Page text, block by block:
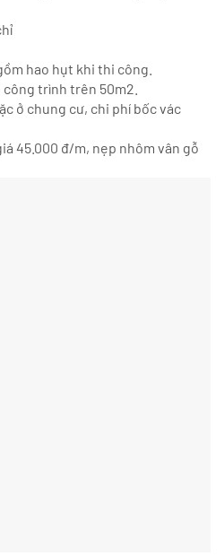
hao hụt khi thi công.
trình trên 50m2.
ở chung cư, chi phí bốc vác
45.000 đ/m, nẹp nhôm vân gỗ